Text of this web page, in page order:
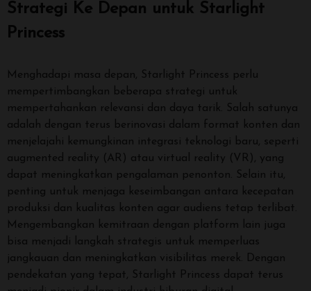
Strategi Ke Depan untuk Starlight
Princess
Menghadapi masa depan, Starlight Princess perlu
mempertimbangkan beberapa strategi untuk
mempertahankan relevansi dan daya tarik. Salah satunya
adalah dengan terus berinovasi dalam format konten dan
menjelajahi kemungkinan integrasi teknologi baru, seperti
augmented reality (AR) atau virtual reality (VR), yang
dapat meningkatkan pengalaman penonton. Selain itu,
penting untuk menjaga keseimbangan antara kecepatan
produksi dan kualitas konten agar audiens tetap terlibat.
Mengembangkan kemitraan dengan platform lain juga
bisa menjadi langkah strategis untuk memperluas
jangkauan dan meningkatkan visibilitas merek. Dengan
pendekatan yang tepat, Starlight Princess dapat terus